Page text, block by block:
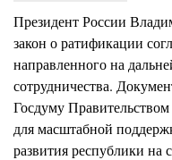
Президент России
закон о ратификации
направленного на
сотрудничества.
Госдуму
для масштабной
развития республики на